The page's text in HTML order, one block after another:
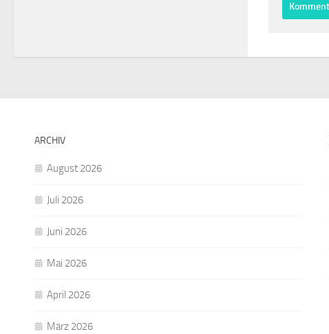
ARCHIV
August 2026
Juli 2026
Juni 2026
Mai 2026
April 2026
März 2026